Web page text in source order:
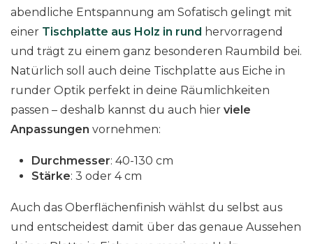
abendliche Entspannung am Sofatisch gelingt mit
einer Tischplatte aus Holz in rund hervorragend
und trägt zu einem ganz besonderen Raumbild bei.
Natürlich soll auch deine Tischplatte aus Eiche in
runder Optik perfekt in deine Räumlichkeiten
passen – deshalb kannst du auch hier viele
Anpassungen vornehmen:
Durchmesser: 40-130 cm
Stärke: 3 oder 4 cm
Auch das Oberflächenfinish wählst du selbst aus
und entscheidest damit über das genaue Aussehen